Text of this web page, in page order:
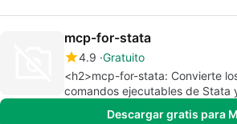
mcp-for-stata
4.9 Gratuito
<h2>mcp-for-stata: Convierte
comandos ejecutables de Stata
Descargar gratis para